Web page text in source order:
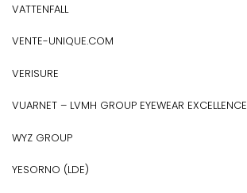
VATTENFALL
VENTE-UNIQUE.COM
VERISURE
VUARNET – LVMH GROUP EYEWEAR EXCELLENCE
WYZ GROUP
YESORNO (LDE)